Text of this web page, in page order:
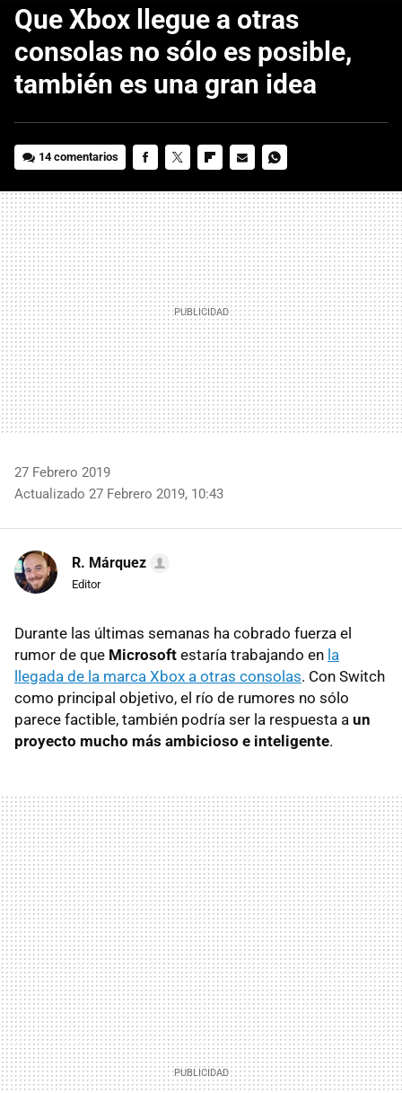
Que Xbox llegue a otras
consolas no sólo es posible,
también es una gran idea
14 comentarios
MAIL
27 Febrero 2019
Actualizado 27 Febrero 2019, 10:43
R. Márquez
Editor
Durante las últimas semanas ha cobrado fuerza el
rumor de que Microsoft estaría trabajando en la
llegada de la marca Xbox a otras consolas. Con Switch
como principal objetivo, el río de rumores no sólo
parece factible, también podría ser la respuesta a un
proyecto mucho más ambicioso e inteligente.